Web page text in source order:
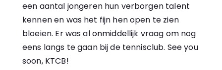
een aantal jongeren hun verborgen talent
kennen en was het fijn hen open te zien
bloeien. Er was al onmiddellijk vraag om nog
eens langs te gaan bij de tennisclub. See you
soon, KTCB!